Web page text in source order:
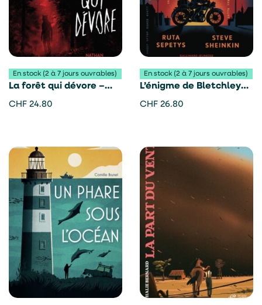
En stock (2 à 7 jours ouvrables)
La forêt qui dévore –
Florence Hinckel
CHF 24.80
En stock (2 à 7 jours ouvrables)
L’énigme de Bletchley
Park – Ruta Sepetys
CHF 26.80